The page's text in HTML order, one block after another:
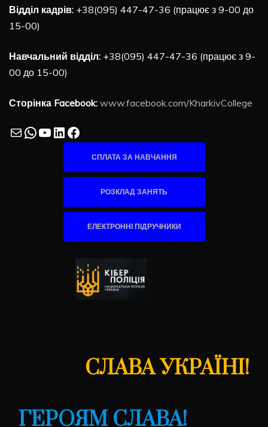
Відділ кадрів: +38(095) 447-47-36 (працює з 9-00 до
15-00)
Навчальний відділ: +38(095) 447-47-36 (працює з 9-
00 до 15-00)
Сторінка Facebook: www.facebook.com/KharkivCollege
MailWhatsApp
YouTube
LinkedIn
Facebook
СПЛАТА ЗА НАВЧАННЯ
РОЗКЛАД ЗАНЯТЬ
ЕЛЕКТРОННІ ПІДРУЧНИКИ
СЛАВА УКРАЇНІ!
ГЕРОЯМ СЛАВА!